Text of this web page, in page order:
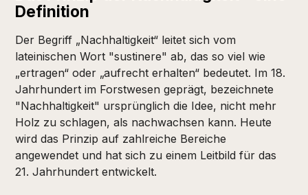
Definition
Der Begriff „Nachhaltigkeit“ leitet sich vom
lateinischen Wort "sustinere" ab, das so viel wie
„ertragen“ oder „aufrecht erhalten“ bedeutet. Im 18.
Jahrhundert im Forstwesen geprägt, bezeichnete
"Nachhaltigkeit" ursprünglich die Idee, nicht mehr
Holz zu schlagen, als nachwachsen kann. Heute
wird das Prinzip auf zahlreiche Bereiche
angewendet und hat sich zu einem Leitbild für das
21. Jahrhundert entwickelt.